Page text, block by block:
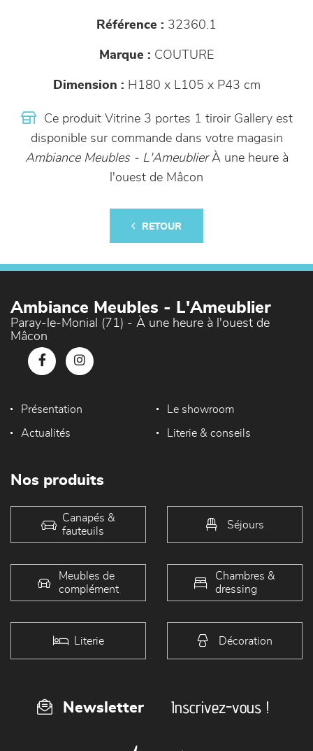
Référence : 32360.1
Marque : COUTURE
Dimension : H180 x L105 x P43 cm
Ce produit Vitrine 3 portes 1 tiroir Gallery est
disponible sur commande dans votre magasin
Ambiance Meubles - L'AmeublierÀ une heure à
l'ouest de Mâcon
RETOUR
Ambiance Meubles - L'Ameublier
Paray-le-Monial (71) - À une heure à l'ouest de
Mâcon
Présentation Le showroom
Actualités Literie & conseils
Nos produits
Canapés &
fauteuils
Séjours
Meubles de
complément
Chambres &
dressing
Literie Décoration
Newsletter Inscrivez-vous !